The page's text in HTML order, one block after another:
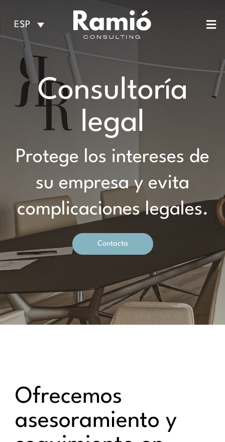
contenido
ESP
Consultoría
legal
Protege los intereses de
su empresa y evita
complicaciones legales.
Contacta
Ofrecemos
asesoramiento y